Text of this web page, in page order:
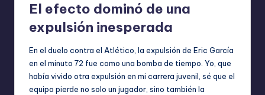
El efecto dominó de una
expulsión inesperada
En el duelo contra el Atlético, la expulsión de Eric García
en el minuto 72 fue como una bomba de tiempo. Yo, que
había vivido otra expulsión en mi carrera juvenil, sé que el
equipo pierde no solo un jugador, sino también la